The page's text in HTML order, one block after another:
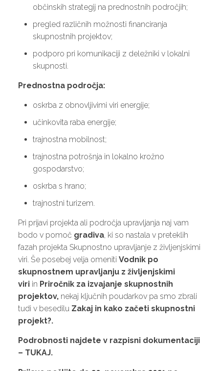
občinskih strategij na prednostnih področjih;
pregled različnih možnosti financiranja
skupnostnih projektov;
podporo pri komunikaciji z deležniki v lokalni
skupnosti.
Prednostna področja:
oskrba z obnovljivimi viri energije;
učinkovita raba energije;
trajnostna mobilnost;
trajnostna potrošnja in lokalno krožno
gospodarstvo;
oskrba s hrano;
trajnostni turizem.
Pri prijavi projekta ali področja upravljanja naj vam
bodo v pomoč gradiva, ki so nastala v preteklih
fazah projekta Skupnostno upravljanje z življenjskimi
viri. Še posebej velja omeniti Vodnik po
skupnostnem upravljanju z življenjskimi
viriin Priročnik za izvajanje skupnostnih
projektov, nekaj ključnih poudarkov pa smo zbrali
tudi v besedilu Zakaj in kako začeti skupnostni
projekt?.
Podrobnosti najdete v razpisni dokumentaciji
– TUKAJ.